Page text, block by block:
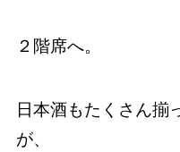
２階席へ。
日本酒もたくさん揃
が、